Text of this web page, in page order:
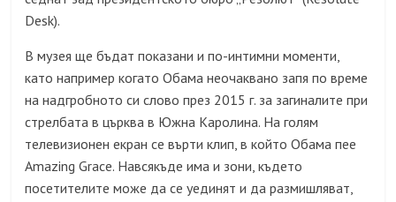
Desk).
В музея ще бъдат показани и по-интимни моменти,
като например когато Обама неочаквано запя по време
на надгробното си слово през 2015 г. за загиналите при
стрелбата в църква в Южна Каролина. На голям
телевизионен екран се върти клип, в който Обама пее
Amazing Grace. Навсякъде има и зони, където
посетителите може да се уединят и да размишляват,